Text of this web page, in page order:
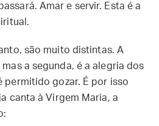
Amar e servir. Esta é a
são muito distintas. A
a segunda, é a alegria dos
permitido gozar. É por isso
canta à Virgem Maria, a